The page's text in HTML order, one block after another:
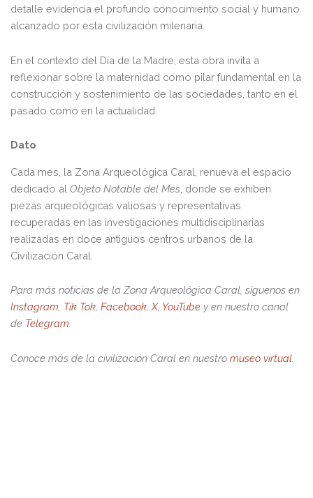
detalle evidencia el profundo conocimiento social y humano
alcanzado por esta civilización milenaria.
En el contexto del Día de la Madre, esta obra invita a
reflexionar sobre la maternidad como pilar fundamental en la
construcción y sostenimiento de las sociedades, tanto en el
pasado como en la actualidad.
Dato
Cada mes, la Zona Arqueológica Caral, renueva el espacio
dedicado al Objeto Notable del Mes , donde se exhiben
piezas arqueológicas valiosas y representativas
recuperadas en las investigaciones multidisciplinarias
realizadas en doce antiguos centros urbanos de la
Civilización Caral.
Para más noticias de la Zona Arqueológica Caral, síguenos en
Instagram Tik Tok Facebook X, YouTube y en nuestro canal
de Telegram
Conoce más de la civilización Caral en nuestro museo virtual